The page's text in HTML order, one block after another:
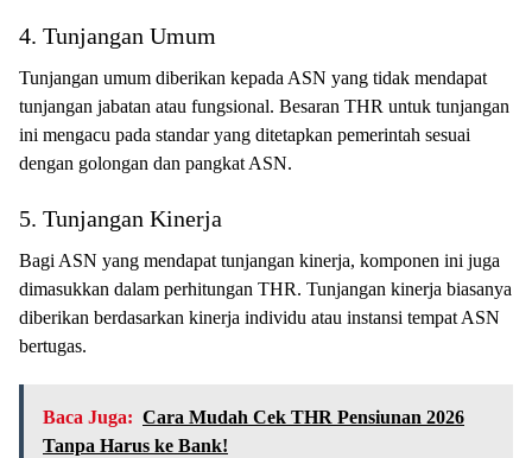
4. Tunjangan Umum
Tunjangan umum diberikan kepada ASN yang tidak mendapat
tunjangan jabatan atau fungsional. Besaran THR untuk tunjangan
ini mengacu pada standar yang ditetapkan pemerintah sesuai
dengan golongan dan pangkat ASN.
5. Tunjangan Kinerja
Bagi ASN yang mendapat tunjangan kinerja, komponen ini juga
dimasukkan dalam perhitungan THR. Tunjangan kinerja biasanya
diberikan berdasarkan kinerja individu atau instansi tempat ASN
bertugas.
Baca Juga: Cara Mudah Cek THR Pensiunan 2026
Tanpa Harus ke Bank!